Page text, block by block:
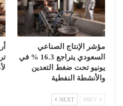
مؤشر الإنتاج الصناعي
السعودي يتراجع 16.3 % في
يونيو تحت ضغط التعدين
والأنشطة النفطية
NEXT